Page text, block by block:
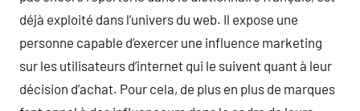
déjà exploité dans l’univers du web. Il expose une
personne capable d’exercer une influence marketing
sur les utilisateurs d’internet qui le suivent quant à leur
décision d’achat. Pour cela, de plus en plus de marques